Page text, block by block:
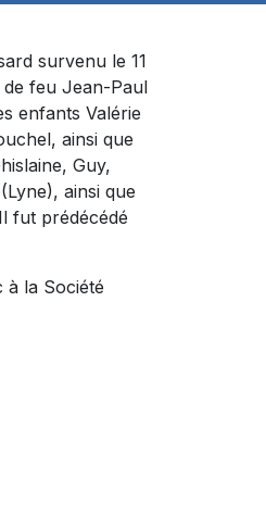
survenu le 11
de feu Jean-Paul
enfants Valérie
ainsi que
Guy,
ainsi que
fut prédécédé
à la Société